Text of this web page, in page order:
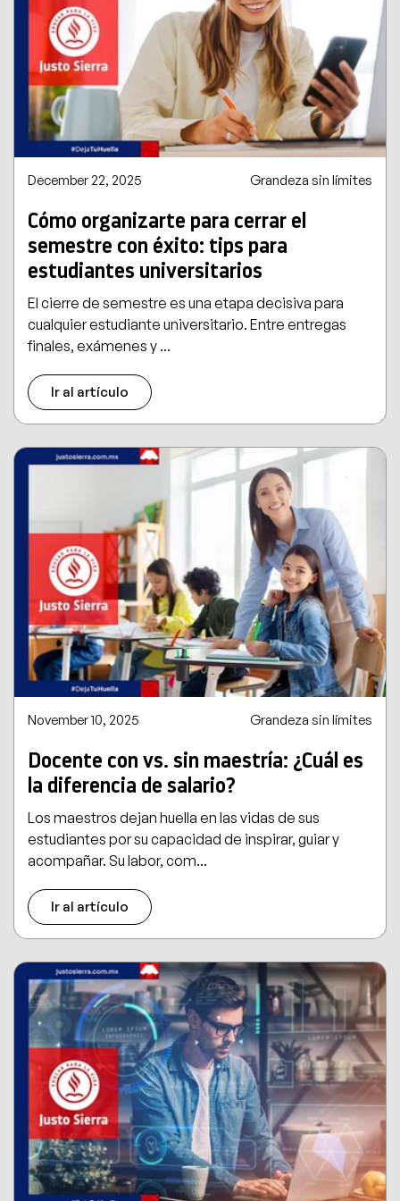
December 22, 2025 Grandeza sin límites
Cómo organizarte para cerrar el
semestre con éxito: tips para
estudiantes universitarios
El cierre de semestre es una etapa decisiva para
cualquier estudiante universitario. Entre entregas
finales, exámenes y ...
Ir al artículo
November 10, 2025 Grandeza sin límites
Docente con vs. sin maestría: ¿Cuál es
la diferencia de salario?
Los maestros dejan huella en las vidas de sus
estudiantes por su capacidad de inspirar, guiar y
acompañar. Su labor, com...
Ir al artículo